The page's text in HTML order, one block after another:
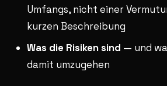
Umfangs, nicht einer
kurzen Beschreibung
Was die Risiken sind — und
damit umzugehen